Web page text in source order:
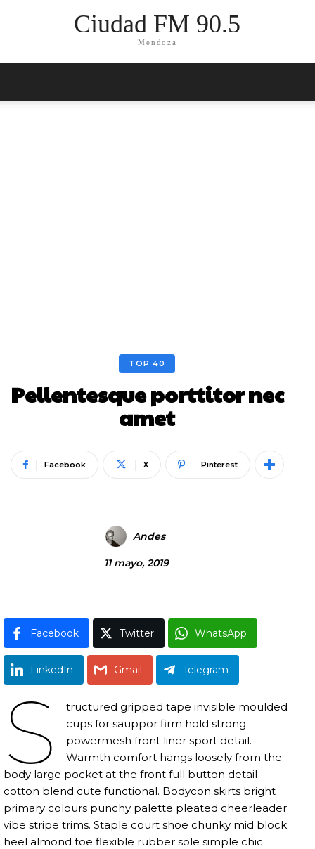
Ciudad FM 90.5
Mendoza
TOP 40
Pellentesque porttitor nec
amet
Facebook X Pinterest
Andes
11 mayo, 2019
Facebook Twitter WhatsApp
LinkedIn Gmail Telegram
S
tructured gripped tape invisible moulded
cups for sauppor firm hold strong
powermesh front liner sport detail.
Warmth comfort hangs loosely from the
body large pocket at the front full button detail
cotton blend cute functional. Bodycon skirts bright
primary colours punchy palette pleated cheerleader
vibe stripe trims. Staple court shoe chunky mid block
heel almond toe flexible rubber sole simple chic